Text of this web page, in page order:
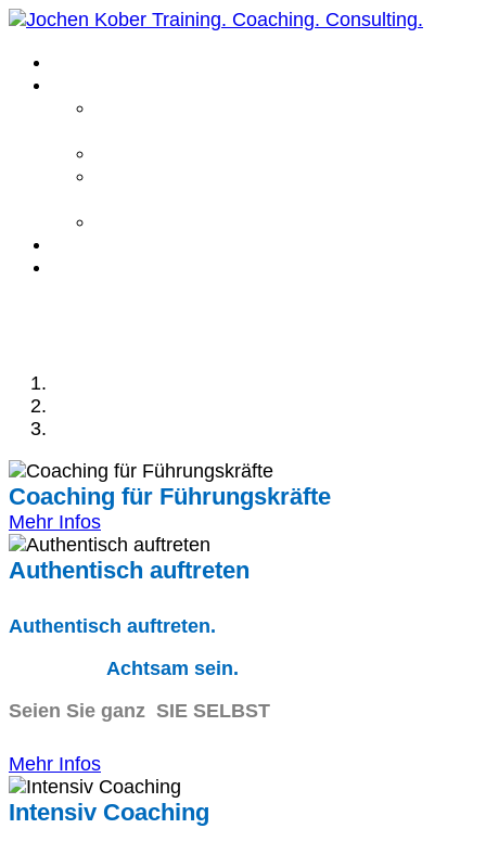
Coaching für Führungskräfte
Mehr Infos
Authentisch auftreten
Authentisch auftreten.
Achtsam sein.
Seien Sie ganz SIE SELBST
Mehr Infos
Intensiv Coaching